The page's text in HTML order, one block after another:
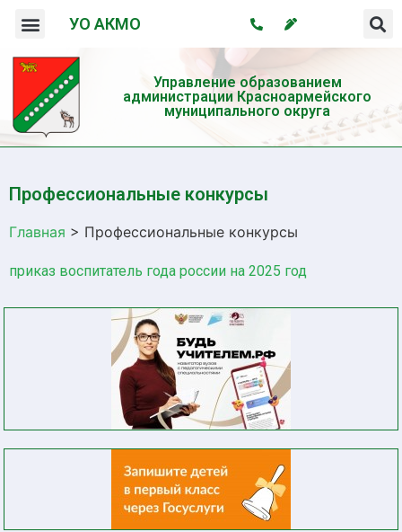
УО АКМО
Управление образованием
администрации Красноармейского
муниципального округа
Профессиональные конкурсы
Главная > Профессиональные конкурсы
приказ воспитатель года россии на 2025 год